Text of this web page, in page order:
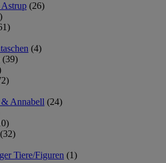
(26)
(4)
(39)
Annabell (24)
(32)
Tiere/Figuren (1)